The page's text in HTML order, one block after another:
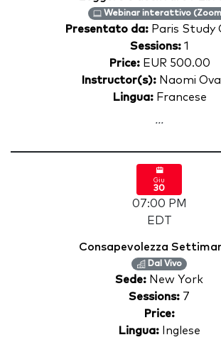
Webinar interattivo
Presentato da: Paris Study
Sessions:1
Price:EUR 500.00
Instructor(s): Naomi
Lingua:Francese
...
Giu
30
07:00 PM
EDT
Consapevolezza
Dal Vivo
Sede: New York
Sessions: 7
Price:
Lingua: Inglese